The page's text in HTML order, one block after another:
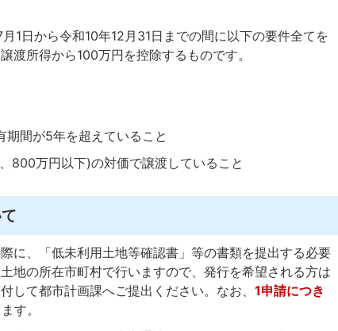
1日から令和10年12月31日までの間に以下の要件全てを
渡所得から100万円を控除するものです。
期間が5年を超えていること
800万円以下)の対価で譲渡していること
に、「低未利用土地等確認書」等の書類を提出する必要
地の所在市町村で行いますので、発行を希望される方は
して都市計画課へご提出ください。なお、 1申請につき
す。